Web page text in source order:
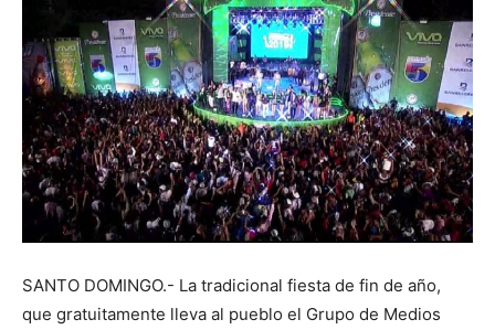
SANTO DOMINGO.- La tradicional fiesta de fin de año,
que gratuitamente lleva al pueblo el Grupo de Medios